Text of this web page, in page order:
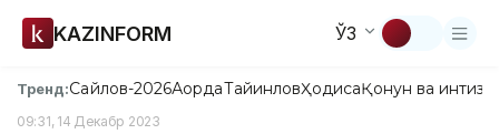
KAZINFORM ЎЗ
Тренд:Сайлов-2026АқордаТайинловҲодисаҚонун ва
09:31, 14 Декабр 2023